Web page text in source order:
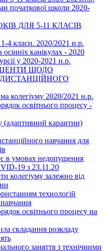
початкової школи 2020-
ДЛЯ 5-11 КЛАСІВ
1-4 класи. 2020/2021 н.р.
канікулах - 2020
у 2020-2021 н.р.
ЩОДО
ДИСТАНЦІЙНОГО
колегіуму 2020/2021 н.р.
освітнього процесу -
карантин)
навчання для
в умовах недопущення
19 з 23.11.20
колегіуму залежно від
технологій
освітнього процесу на
складання розкладу
заняття з технічними